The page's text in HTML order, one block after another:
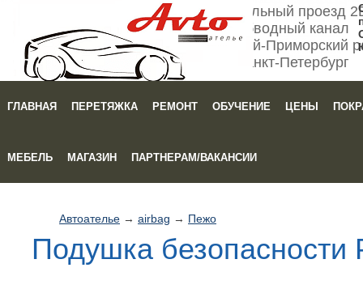
Мебельный проезд
Обводный канал
Кировский-Приморский
Санкт-Петербург
ГЛАВНАЯ ПЕРЕТЯЖКА РЕМОНТ ОБУЧЕНИЕ ЦЕНЫ
МЕБЕЛЬ МАГАЗИН ПАРТНЕРАМ/ВАКАНСИИ
Автоателье → airbag → Пежо
Подушка безопасности